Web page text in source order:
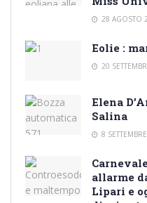
28 AGOSTO
Eolie :
20
Elena
Salina
8
allarme
Lipari e